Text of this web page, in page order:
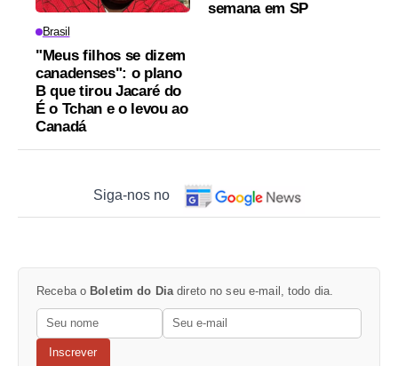
Brasil
"Meus filhos se dizem
canadenses": o plano
B que tirou Jacaré do
É o Tchan e o levou ao
Canadá
semana em SP
Siga-nos no
Receba o Boletim do Diadireto no seu e-mail, todo dia.
Inscrever